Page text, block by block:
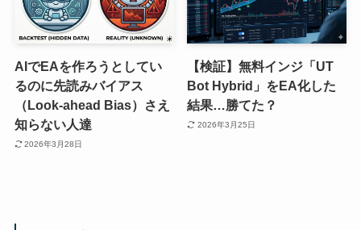
AIでEAを作ろうとしてい
るのに先読みバイアス
（Look-ahead Bias）さえ
知らない人達
2026年3月28日
【検証】無料インジ「UT
Bot Hybrid」をEA化した
結果…勝てた？
2026年3月25日